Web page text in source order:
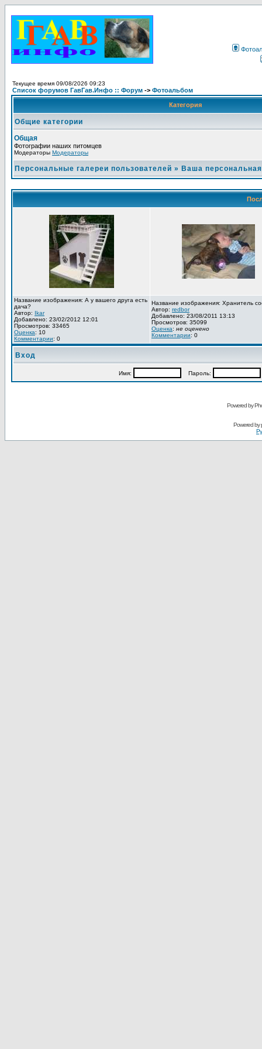
Текущее время 09/08/2026 09:23
Список форумов ГавГав.Инфо :: Форум -> Фотоальбом
Категория
Общие категории
Общая
Фотографии наших питомцев
Модераторы Модераторы
Персональные галереи пользователей » Ваша
Название изображения: А у вашего друга есть
дача?
Автор: Ikar
Добавлено: 23/02/2012 12:01
Просмотров: 33465
Оценка: 10
Комментарии: 0
Название изображения: Хранитель
Автор: redbor
Добавлено: 23/08/2011 13:13
Просмотров: 35099
Оценка: не оценено
Комментарии: 0
Вход
Имя: Пароль:
Powered by
Powered by